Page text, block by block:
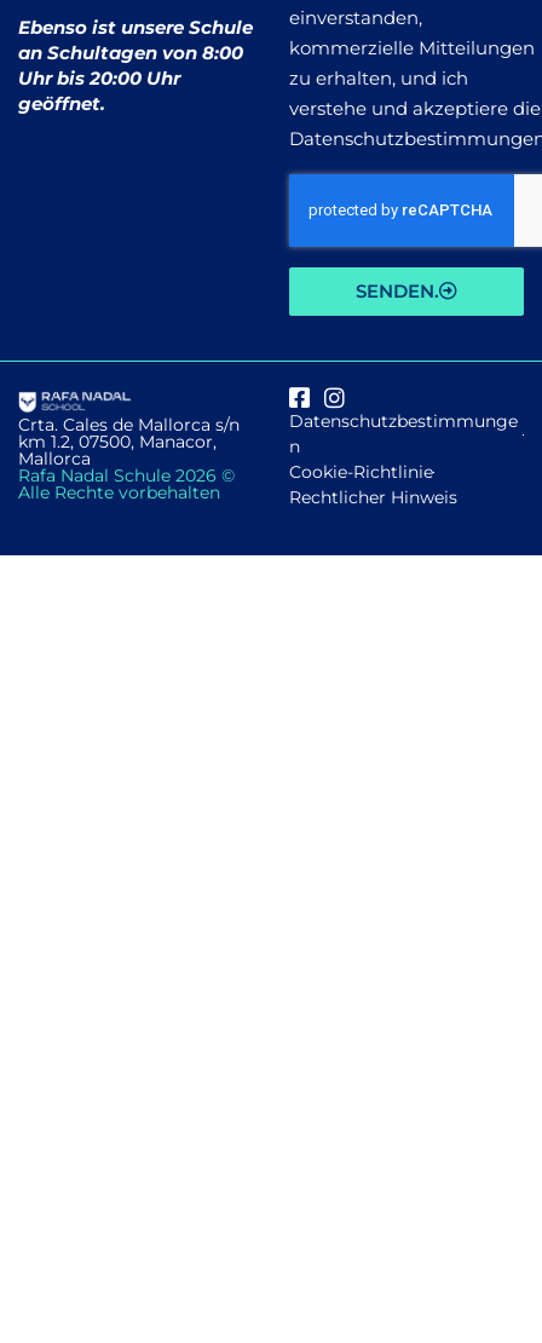
Ebenso ist unsere Schule
an Schultagen von 8:00
Uhr bis 20:00 Uhr
geöffnet.
einverstanden,
kommerzielle Mitteilungen
zu erhalten, und ich
verstehe und akzeptiere die
SENDEN.
Crta. Cales de Mallorca s/n
km 1.2, 07500, Manacor,
Mallorca
Rafa Nadal Schule 2026 ©
Alle Rechte vorbehalten
Datenschutzbestimmunge
n
Cookie-Richtlinie
Rechtlicher Hinweis